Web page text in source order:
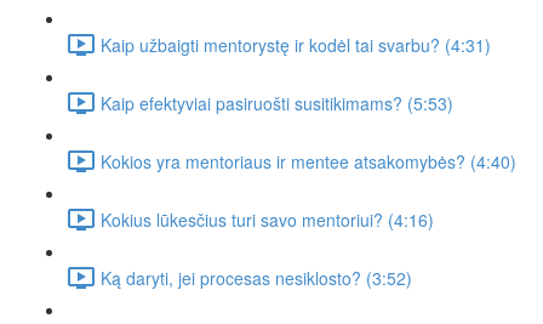
Kaip užbaigti mentorystę ir kodėl tai svarbu? (4:31)
Kaip efektyviai pasiruošti susitikimams? (5:53)
Kokios yra mentoriaus ir mentee atsakomybės? (4:40)
Kokius lūkesčius turi savo mentoriui? (4:16)
Ką daryti, jei procesas nesiklosto? (3:52)